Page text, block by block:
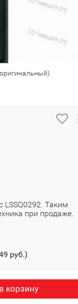
LSSQ0292. Таким
при продаже.
руб.)
корзину